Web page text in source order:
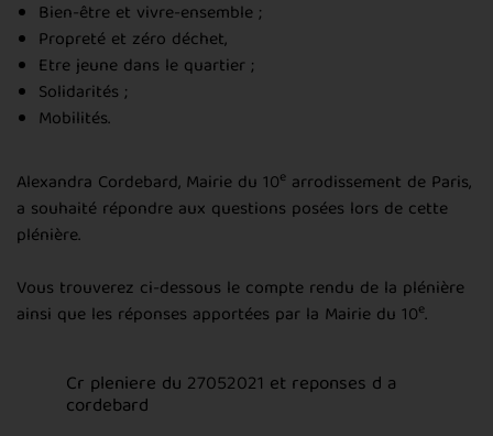
Bien-être et vivre-ensemble ;
Propreté et zéro déchet,
Etre jeune dans le quartier ;
Solidarités ;
Mobilités.
Alexandra Cordebard, Mairie du 10e arrodissement de Paris,
a souhaité répondre aux questions posées lors de cette
plénière.
Vous trouverez ci-dessous le compte rendu de la plénière
ainsi que les réponses apportées par la Mairie du 10e.
Cr pleniere du 27052021 et reponses d a
cordebard